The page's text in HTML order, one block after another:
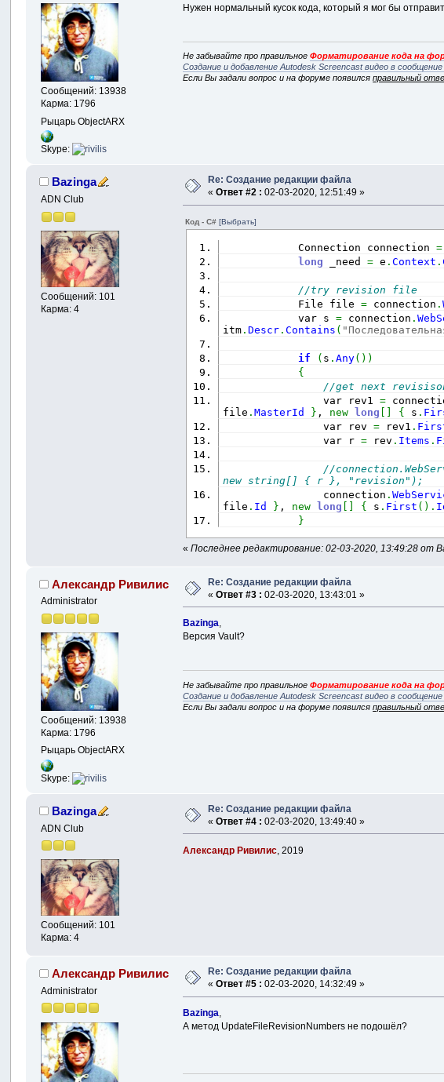
Сообщений: 13938
Карма: 1796
Рыцарь ObjectARX
Skype:
Нужен нормальный кусок кода, который я мог бы
Не забывайте про правильноеФорматирование кода на
Создание и добавление Autodesk Screencast видео в
Если Вы задали вопрос и на форуме появилсяправильный
Bazinga
ADN Club
Сообщений: 101
Карма: 4
Re: Создание редакции файла
«Ответ #2 : 02-03-2020, 12:51:49 »
Код - C#[Выбрать]
Connection connection =
long _need = e .Context .
//try revision file
File file = connection .
var s = connection .
itm .Descr .Contains (
if ( s .Any( ) )
{
//get next
var rev1 =
file .MasterId } , new long { s .
var rev = rev1 .
var r = rev . Items .
//
new string[] { r }, "revision");
connection .
file . Id } , new long { s . First ( ) .
}
«Последнее редактирование: 02-03-2020, 13:49:28 от
Александр Ривилис
Administrator
Сообщений: 13938
Карма: 1796
Рыцарь ObjectARX
Skype:
Re: Создание редакции файла
«Ответ #3 : 02-03-2020, 13:43:01 »
Bazinga,
Версия Vault?
Не забывайте про правильноеФорматирование кода на
Создание и добавление Autodesk Screencast видео в
Если Вы задали вопрос и на форуме появилсяправильный
Bazinga
ADN Club
Сообщений: 101
Карма: 4
Re: Создание редакции файла
«Ответ #4 : 02-03-2020, 13:49:40 »
Александр Ривилис, 2019
Александр Ривилис
Administrator
Re: Создание редакции файла
«Ответ #5 : 02-03-2020, 14:32:49 »
Bazinga,
А метод UpdateFileRevisionNumbers не подошёл?